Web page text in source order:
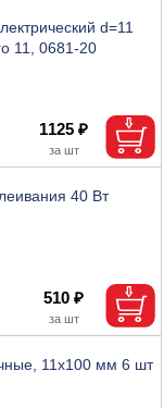
d=11
11, 0681-20
1125 ₽
40 Вт
510 ₽
11х100 мм 6 шт